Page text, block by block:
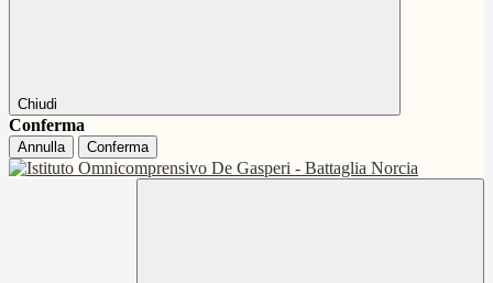
Chiudi
Conferma
Annulla Conferma